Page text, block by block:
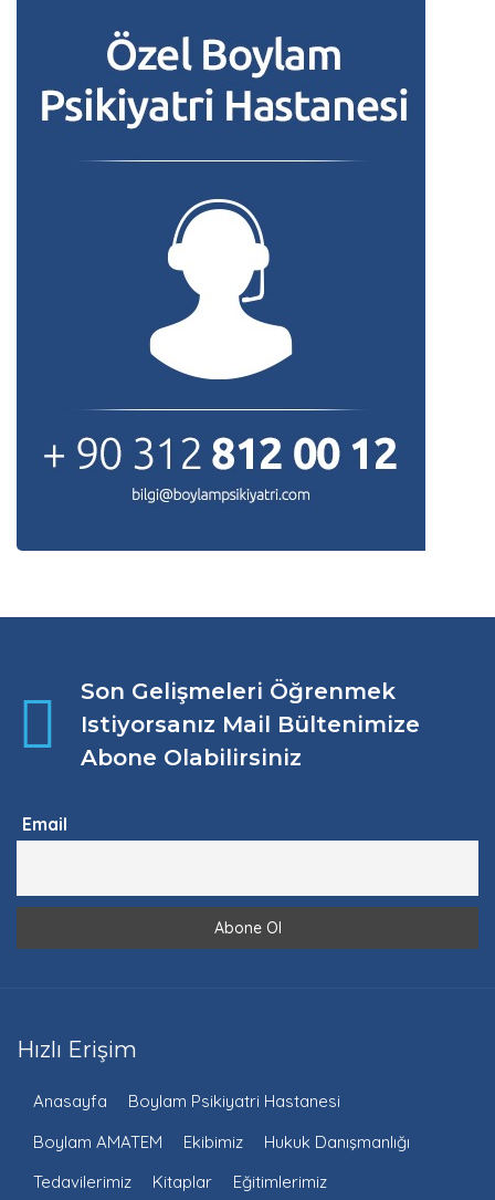
Son Gelişmeleri Öğrenmek
Istiyorsanız Mail Bültenimize
Abone Olabilirsiniz
Email
Hızlı Erişim
Anasayfa
Boylam Psikiyatri Hastanesi
Boylam AMATEM
Ekibimiz
Hukuk Danışmanlığı
Tedavilerimiz
Kitaplar
Eğitimlerimiz